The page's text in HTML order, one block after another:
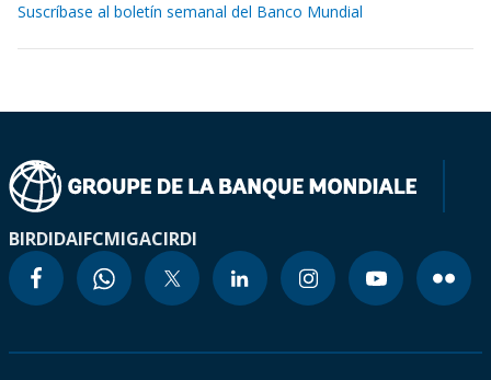
Suscríbase al boletín semanal del Banco Mundial
BIRDIDAIFCMIGACIRDI